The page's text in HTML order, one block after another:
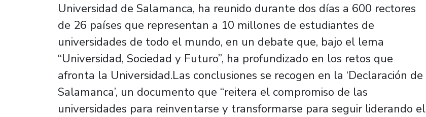
Universidad de Salamanca, ha reunido durante dos días a 600 rectores
de 26 países que representan a 10 millones de estudiantes de
universidades de todo el mundo, en un debate que, bajo el lema
“Universidad, Sociedad y Futuro”, ha profundizado en los retos que
afronta la Universidad.Las conclusiones se recogen en la ‘Declaración de
Salamanca’, un documento que “reitera el compromiso de las
universidades para reinventarse y transformarse para seguir liderando el